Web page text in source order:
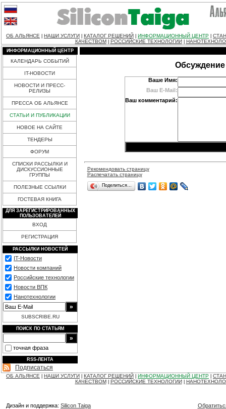
ОБ АЛЬЯНСЕ НАШИ УСЛУГИ КАТАЛОГ РЕШЕНИЙ ИНФОРМАЦИОННЫЙ ЦЕНТР
КАЧЕСТВОМ
РОССИЙСКИЕ ТЕХНОЛОГИИ
ИНФОРМАЦИОННЫЙ ЦЕНТР
КАЛЕНДАРЬ СОБЫТИЙ
IT-НОВОСТИ
НОВОСТИ И ПРЕСС-
РЕЛИЗЫ
ПРЕССА ОБ АЛЬЯНСЕ
СТАТЬИ И ПУБЛИКАЦИИ
НОВОЕ НА САЙТЕ
ТЕНДЕРЫ
ФОРУМ
СПИСКИ РАССЫЛКИ И
ДИСКУССИОННЫЕ
ГРУППЫ
ПОЛЕЗНЫЕ ССЫЛКИ
ГОСТЕВАЯ КНИГА
ДЛЯ ЗАРЕГИСТРИРОВАННЫХ
ПОЛЬЗОВАТЕЛЕЙ
ВХОД
РЕГИСТРАЦИЯ
РАССЫЛКИ НОВОСТЕЙ
IT-Новости
Новости компаний
Российские технологии
Новости ВПК
Нанотехнологии
SUBSCRIBE.RU
ПОИСК ПО СТАТЬЯМ
точная фраза
RSS-ЛЕНТА
Подписаться
Ваше Имя:
Ваш E-Mail:
Ваш комментарий:
Рекомендовать страницу
Распечатать страницу
Поделиться…
ОБ АЛЬЯНСЕ НАШИ УСЛУГИ КАТАЛОГ РЕШЕНИЙ ИНФОРМАЦИОННЫЙ ЦЕНТР
КАЧЕСТВОМ
РОССИЙСКИЕ ТЕХНОЛОГИИ
Дизайн и поддержка: Silicon Taiga